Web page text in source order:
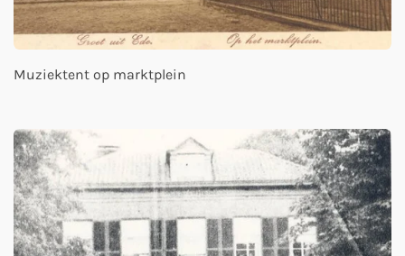
Muziektent op marktplein